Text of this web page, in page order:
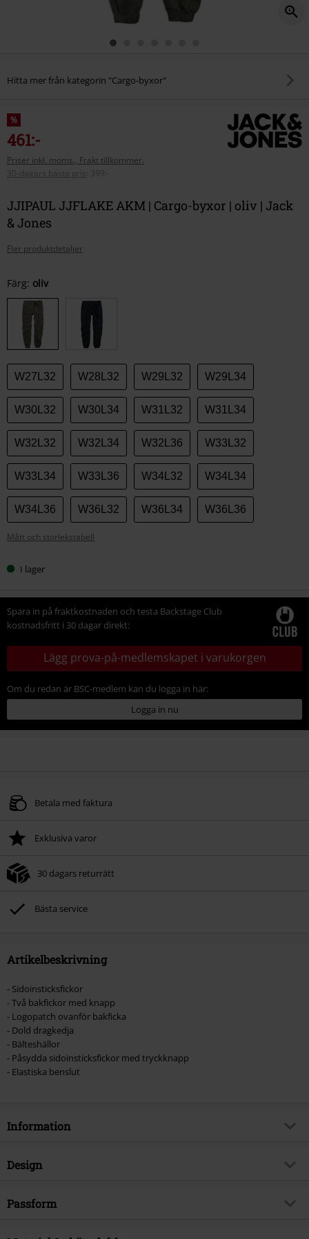
Hitta mer från kategorin "Cargo-byxor"
%
461:-
Priser inkl. moms., Frakt tillkommer.
30-dagars bästa pris
399:-
JJIPAUL JJFLAKE AKM | Cargo-byxor | oliv | Jack
& Jones
Fler produktdetaljer
Välj
din
storlek
Färg: oliv
W27L32 W28L32 W29L32 W29L34
W30L32 W30L34 W31L32 W31L34
W32L32 W32L34 W32L36 W33L32
W33L34 W33L36 W34L32 W34L34
W34L36 W36L32 W36L34 W36L36
Mått och storlekstabell
I lager
Spara in på fraktkostnaden och testa Backstage Club
kostnadsfritt i 30 dagar direkt:
Lägg prova-på-medlemskapet i varukorgen
Om du redan är BSC-medlem kan du logga in här:
Logga in nu
Betala med faktura
Exklusiva varor
30 dagars returrätt
Bästa service
Artikelbeskrivning
- Sidoinsticksfickor
- Två bakfickor med knapp
- Logopatch ovanför bakficka
- Dold dragkedja
- Bälteshällor
- Påsydda sidoinsticksfickor med tryckknapp
- Elastiska benslut
Information
Artikelnummer
Brand
Design
Produkttyp
Passform